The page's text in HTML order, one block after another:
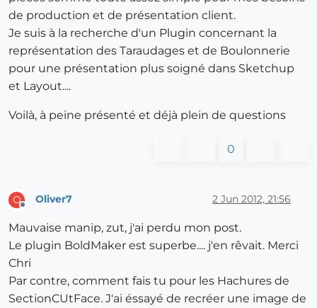
de production et de présentation client.
Je suis à la recherche d'un Plugin concernant la
représentation des Taraudages et de Boulonnerie
pour une présentation plus soigné dans Sketchup
et Layout....
Voilà, à peine présenté et déjà plein de questions
0
O Oliver7 2 Jun 2012, 21:56
Mauvaise manip, zut, j'ai perdu mon post.
Le plugin BoldMaker est superbe.... j'en rêvait. Merci
Chri
Par contre, comment fais tu pour les Hachures de
SectionCUtFace. J'ai éssayé de recréer une image de